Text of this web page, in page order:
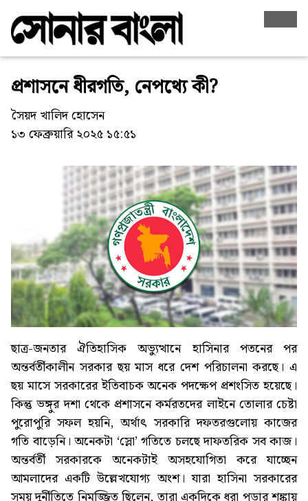
প্রশাসনে ধীরগতি, নেপথ্যে কী?
সৈয়দ খালিদ হোসেন
১৩ ফেব্রুয়ারি ২০২৫ ১৫:৫১
ছাত্র-জনতার ঐতিহাসিক অভ্যুত্থানে হাসিনার পতনের পর
অন্তর্বর্তীকালীন সরকার ছয় মাস ধরে দেশ পরিচালনা করছে। এ
ছয় মাসে সরকারের ইতিবাচক অনেক পদক্ষেপ প্রশংসিত হয়েছে।
কিন্তু ভঙ্গুর দশা থেকে প্রশাসনে কর্মরতদের লাইনে তোলার চেষ্টা
পুরোপুরি সফল হয়নি, অর্থাৎ সরকারি দফতরগুলোয় কাজের
গতি বাড়েনি। অনেকটা ‘স্লো’ গতিতে চলছে দাফতরিক সব কাজ।
অন্তর্বর্তী সরকারকে অনেকটাই অসহযোগিতা করে যাচ্ছেন
আমলাদের একটি উল্লেখযোগ্য অংশ। যারা হাসিনা সরকারের